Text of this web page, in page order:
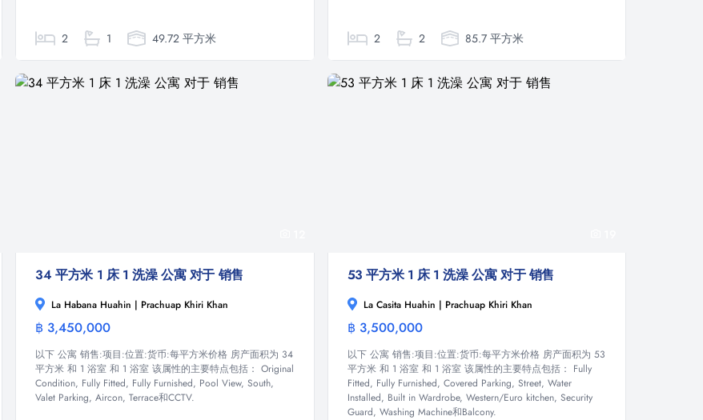
2 1 49.72 平方米 2 2 85.7 平方米
34 平方米 1 床 1 洗澡 公寓 对于 销售
La Habana Huahin | Prachuap Khiri Khan
฿ 3,450,000
以下 公寓 销售:项目:位置:货币:每平方米价格 房产面积为 34
平方米 和 1 浴室 和 1 浴室 该属性的主要特点包括： Original
Condition, Fully Fitted, Fully Furnished, Pool View, South,
Valet Parking, Aircon, Terrace和CCTV.
53 平方米 1 床 1 洗澡 公寓 对于 销售
La Casita Huahin | Prachuap Khiri Khan
฿ 3,500,000
以下 公寓 销售:项目:位置:货币:每平方米价格 房产面积为 53
平方米 和 1 浴室 和 1 浴室 该属性的主要特点包括： Fully
Fitted, Fully Furnished, Covered Parking, Street, Water
Installed, Built in Wardrobe, Western/Euro kitchen, Security
Guard, Washing Machine和Balcony.